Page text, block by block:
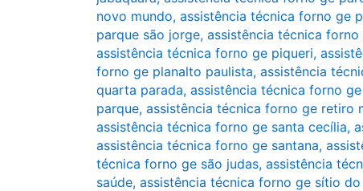
novo mundo, assistência técnica forno ge
parque são jorge, assistência técnica
assistência técnica forno ge piqueri,
forno ge planalto paulista, assistência
quarta parada, assistência técnica forno
parque, assistência técnica forno ge retiro
assistência técnica forno ge santa cecília,
assistência técnica forno ge santana,
técnica forno ge são judas, assistência
saúde, assistência técnica forno ge sítio do